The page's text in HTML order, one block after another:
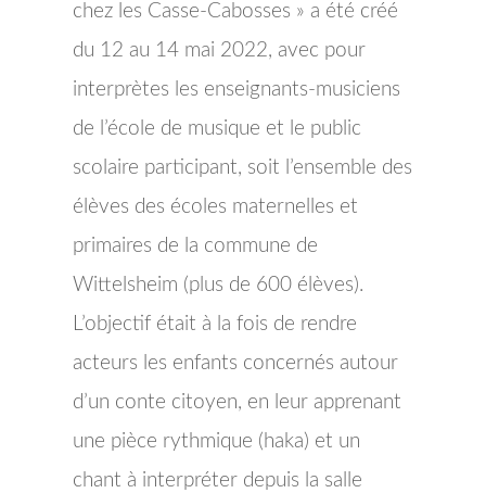
chez les Casse-Cabosses » a été créé
du 12 au 14 mai 2022, avec pour
interprètes les enseignants-musiciens
de l’école de musique et le public
scolaire participant, soit l’ensemble des
élèves des écoles maternelles et
primaires de la commune de
Wittelsheim (plus de 600 élèves).
L’objectif était à la fois de rendre
acteurs les enfants concernés autour
d’un conte citoyen, en leur apprenant
une pièce rythmique (haka) et un
chant à interpréter depuis la salle